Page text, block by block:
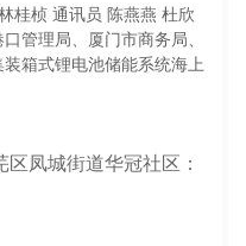
桂桢 通讯员 陈燕燕 杜欣
管理局、厦门市商务局、
箱式锂电池储能系统海上